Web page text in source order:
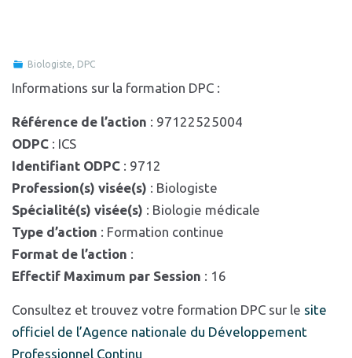
Biologiste, DPC
Informations sur la formation DPC :
Référence de l’action : 97122525004
ODPC : ICS
Identifiant ODPC : 9712
Profession(s) visée(s) : Biologiste
Spécialité(s) visée(s) : Biologie médicale
Type d’action : Formation continue
Format de l’action :
Effectif Maximum par Session : 16
Consultez et trouvez votre formation DPC sur le site
officiel de l’Agence nationale du Développement
Professionnel Continu